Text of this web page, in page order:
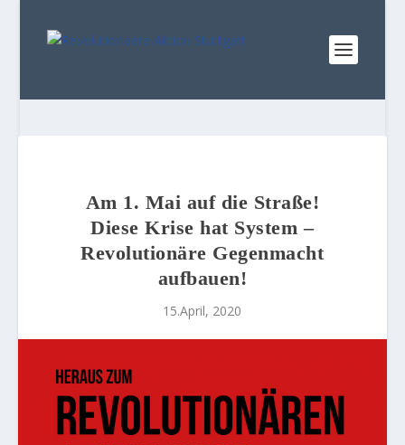
Am 1. Mai auf die Straße!
Diese Krise hat System –
Revolutionäre Gegenmacht
aufbauen!
15.April, 2020